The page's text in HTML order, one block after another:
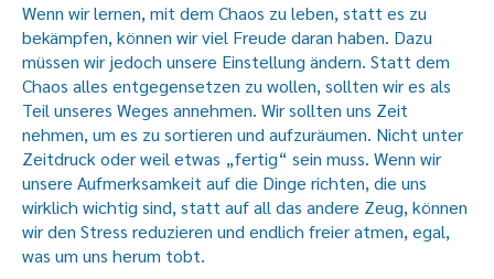
Wenn wir lernen, mit dem Chaos zu leben, statt es zu
bekämpfen, können wir viel Freude daran haben. Dazu
müssen wir jedoch unsere Einstellung ändern. Statt dem
Chaos alles entgegensetzen zu wollen, sollten wir es als
Teil unseres Weges annehmen. Wir sollten uns Zeit
nehmen, um es zu sortieren und aufzuräumen. Nicht unter
Zeitdruck oder weil etwas „fertig“ sein muss. Wenn wir
unsere Aufmerksamkeit auf die Dinge richten, die uns
wirklich wichtig sind, statt auf all das andere Zeug, können
wir den Stress reduzieren und endlich freier atmen, egal,
was um uns herum tobt.